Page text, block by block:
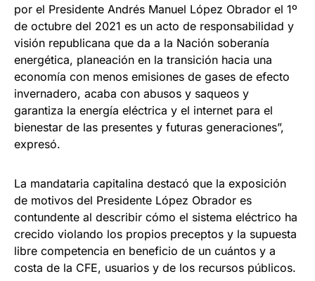
por el Presidente Andrés Manuel López Obrador el 1º
de octubre del 2021 es un acto de responsabilidad y
visión republicana que da a la Nación soberanía
energética, planeación en la transición hacia una
economía con menos emisiones de gases de efecto
invernadero, acaba con abusos y saqueos y
garantiza la energía eléctrica y el internet para el
bienestar de las presentes y futuras generaciones”,
expresó.
La mandataria capitalina destacó que la exposición
de motivos del Presidente López Obrador es
contundente al describir cómo el sistema eléctrico ha
crecido violando los propios preceptos y la supuesta
libre competencia en beneficio de un cuántos y a
costa de la CFE, usuarios y de los recursos públicos.